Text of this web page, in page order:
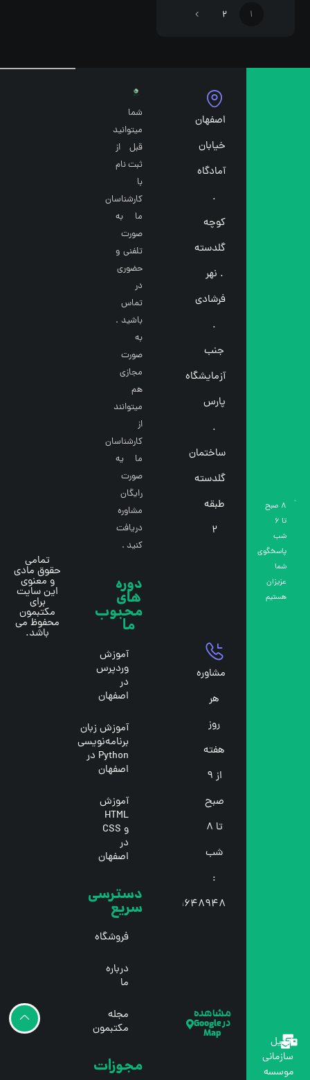
1
2
8 صبح
تا 6
شب
پاسخگوی
شما
عزیزان
هستیم
ایمیل
سازمانی
موسسه
اصفهان
خیابان
آمادگاه
.
کوچه
گلدسته
. نهر
فرشادی
.
جنب
آزمایشگاه
پارس
.
ساختمان
گلدسته
طبقه
۲
مشاوره
هر
روز
هفته
از 9
صبح
تا 8
شب
:
09129648948
مشاهده
در Google
Map
شما
میتوانید
قبل از
ثبت نام
با
کارشناسان
ما به
صورت
تلفنی و
حضوری
در
تماس
باشید .
به
صورت
مجازی
هم
میتوانند
از
کارشناسان
ما یه
صورت
رایگان
مشاوره
دریافت
کنید .
دوره
های
محبوب
ما
آموزش
وردپرس
در
اصفهان
آموزش زبان
برنامه‌نویسی
Python در
اصفهان
آموزش
HTML
و CSS
در
اصفهان
دسترسی
سریع
فروشگاه
درباره
ما
مجله
مکتبمون
مجوزات
تمامی
حقوق مادی
و معنوی
این سایت
برای
مکتبمون
محفوظ می
باشد.